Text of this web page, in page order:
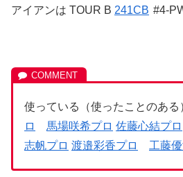
アイアンは TOUR B 241CB #4-
使っている（使ったことのある
ロ
馬場咲希プロ 佐藤心結プロ
志帆プロ 渡邉彩香プロ 工藤